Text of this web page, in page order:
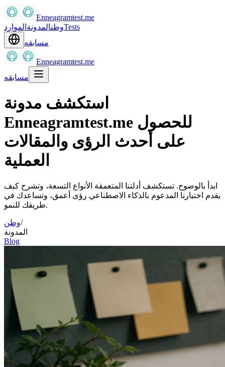
Enneagramtest.me
وطنالمدونة الموارد
Tests
مسابقه
Enneagramtest.me
مسابقه
استكشف مدونة
Enneagramtest.me للحصول
على أحدث الرؤى والمقالات
العملية
ابدأ بالوضوح. تستكشف أدلتنا المتعمقة الأنواع التسعة، وتشرح كيف
يقدم اختبارنا المدعوم بالذكاء الاصطناعي رؤى أعمق، وتساعدك في
طريقك للنمو.
وطن/
المدونة
Blog